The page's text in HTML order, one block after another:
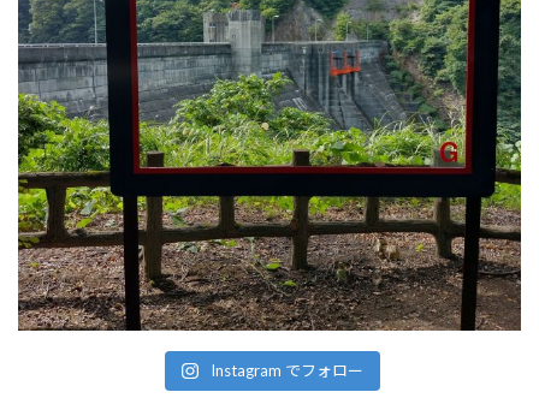
Instagram でフォロー